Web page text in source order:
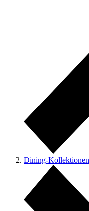
Dining-Kollektionen